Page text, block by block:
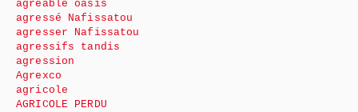
agréable oasis
agressé Nafissatou
agresser Nafissatou
agressifs tandis
agression
Agrexco
agricole
AGRICOLE PERDU